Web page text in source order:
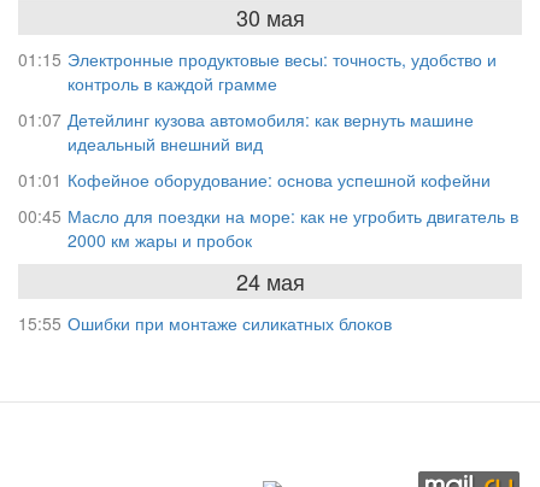
30 мая
01:15 Электронные продуктовые весы: точность, удобство и
контроль в каждой грамме
01:07 Детейлинг кузова автомобиля: как вернуть машине
идеальный внешний вид
01:01 Кофейное оборудование: основа успешной кофейни
00:45 Масло для поездки на море: как не угробить двигатель в
2000 км жары и пробок
24 мая
15:55 Ошибки при монтаже силикатных блоков